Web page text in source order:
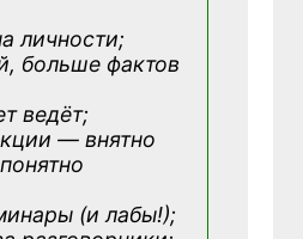
личности;
больше фактов
ведёт;
— внятно
(и лабы!);